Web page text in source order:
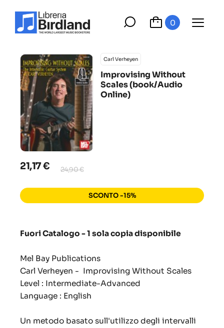
0
Carl Verheyen
Improvising Without
Scales (book/Audio
Online)
21,17 € 24,90 €
SCONTO -15%
Fuori Catalogo - 1 sola copia disponibile
Mel Bay Publications
Carl Verheyen - Improvising Without Scales
Level : Intermediate-Advanced
Language : English
Un metodo basato sull'utilizzo degli intervalli